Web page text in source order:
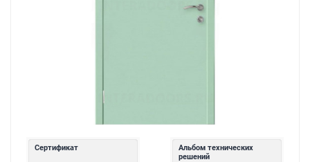
Сертификат
Альбом технических
решений